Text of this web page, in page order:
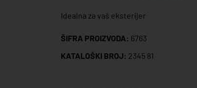
Idealna za vaš eksterijer
ŠIFRA PROIZVODA: 6763
KATALOŠKI BROJ: 2345 81